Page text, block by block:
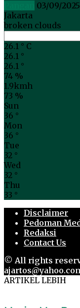
03/09/2025
Jakarta
broken clouds
26.1 ° C
26.1 °
26.1 °
74 %
1.9kmh
73 %
Sun
36 °
Mon
36 °
Tue
32 °
Wed
32 °
Thu
33 °
Disclaimer
Pedoman
Redaksi
Contact Us
© All rights
ARTIKEL LEBIH